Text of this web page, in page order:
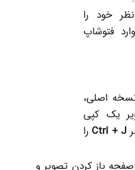
خود را
فتوشاپ
اصلی،
یک کپی
Ctrl + J را
صفحه باز کردن تصویر و